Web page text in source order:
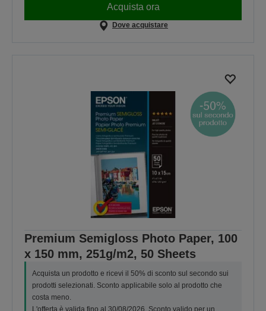
Acquista ora
Dove acquistare
Premium Semigloss Photo Paper, 100
x 150 mm, 251g/m2, 50 Sheets
Acquista un prodotto e ricevi il 50% di sconto sul secondo sui
prodotti selezionati. Sconto applicabile solo al prodotto che
costa meno.